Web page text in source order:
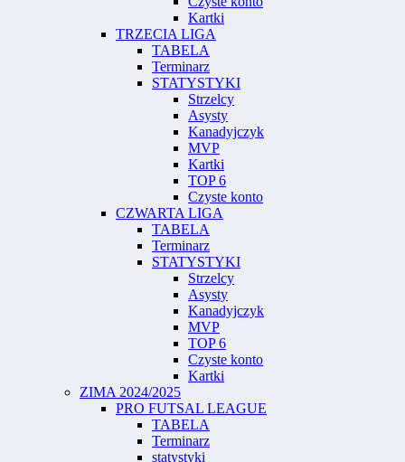
Kartki
TRZECIA LIGA
TABELA
Terminarz
STATYSTYKI
Strzelcy
Asysty
Kanadyjczyk
MVP
Kartki
TOP 6
Czyste konto
CZWARTA LIGA
TABELA
Terminarz
STATYSTYKI
Strzelcy
Asysty
Kanadyjczyk
MVP
TOP 6
Czyste konto
Kartki
ZIMA 2024/2025
PRO FUTSAL LEAGUE
TABELA
Terminarz
statystyki